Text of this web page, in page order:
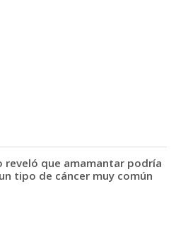
reveló que amamantar podría
tipo de cáncer muy común